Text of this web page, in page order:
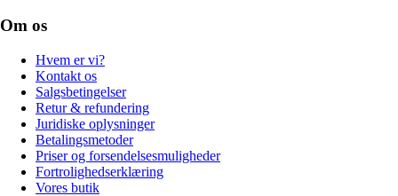
Om os
Hvem er vi?
Kontakt os
Salgsbetingelser
Retur & refundering
Juridiske oplysninger
Betalingsmetoder
Priser og forsendelsesmuligheder
Fortrolighedserklæring
Vores butik